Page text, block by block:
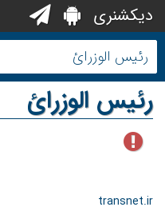
دیکشنری
رئیس الوزرائ
transnet.ir